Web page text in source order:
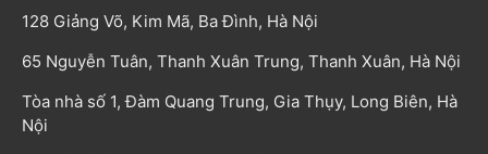
128 Giảng Võ, Kim Mã, Ba Đình, Hà Nội
65 Nguyễn Tuân, Thanh Xuân Trung, Thanh Xuân, Hà Nội
Tòa nhà số 1, Đàm Quang Trung, Gia Thụy, Long Biên, Hà
Nội